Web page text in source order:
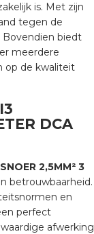
is. Met zijn
tegen de
Bovendien biedt
meerdere
op de kwaliteit
DCA
2,5MM² 3
betrouwbaarheid.
en
perfect
afwerking